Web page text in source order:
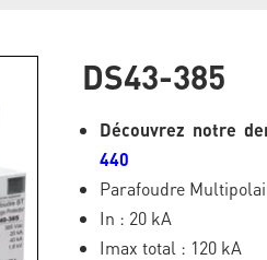
DS43-385
Découvrez notre
440
Parafoudre
In : 20 kA
Imax total : 120 kA